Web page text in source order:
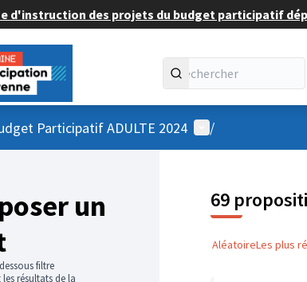
d'instruction des projets du budget participatif
Participatif ADULTE 2024 Menu utilisateur
/
un
filtre
résultats de la
69
AléatoireLes plus